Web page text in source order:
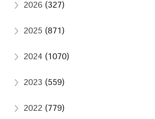
2026 (327)
2025 (871)
2024 (1070)
2023 (559)
2022 (779)